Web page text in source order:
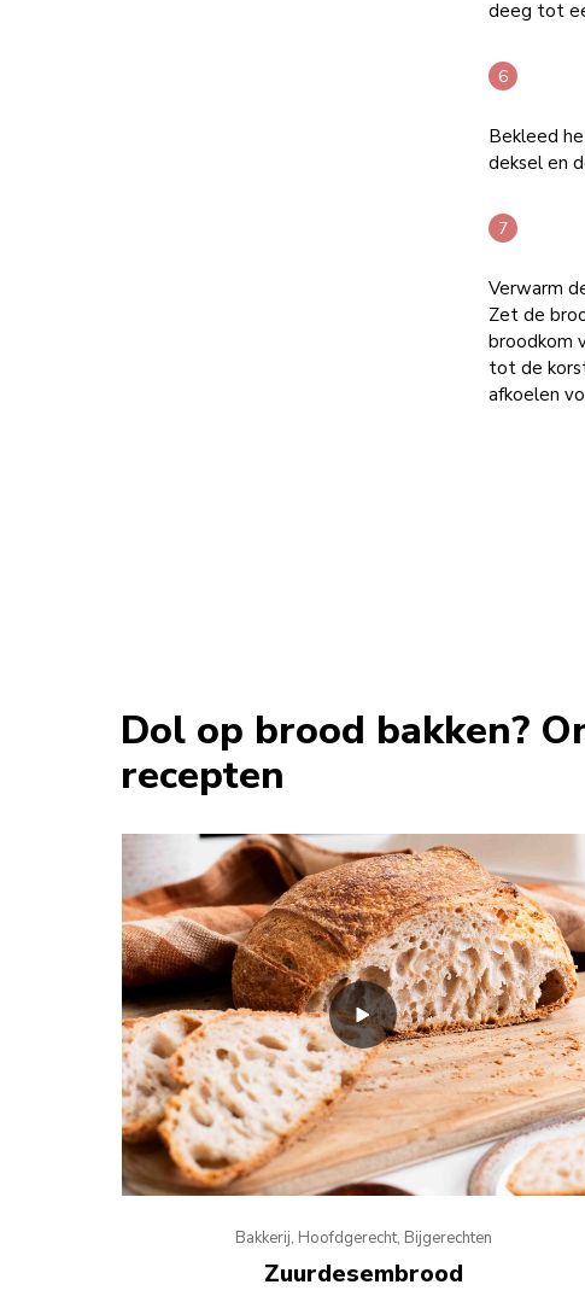
deeg tot
Bekleed
deksel en
Verwarm
Zet de
broodkom
tot de
afkoelen
Dol op brood bakken?
recepten
Bakkerij, Hoofdgerecht, Bijgerechten
Zuurdesembrood